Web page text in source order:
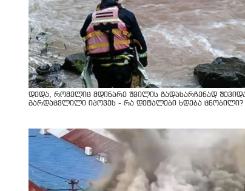
დედა, რომელიც მდინარე შვილის გადასარჩენად
გარდაცვლილი იპოვეს - რა დეტალები ხდება ცნობილი?